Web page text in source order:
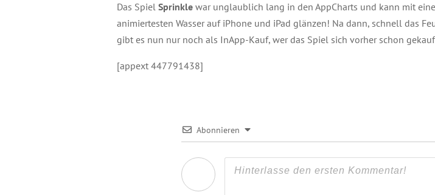
Das Spiel Sprinkle war unglaublich lang in den AppCharts und kann mit
animiertesten Wasser auf iPhone und iPad glänzen! Na dann, schnell das
gibt es nun nur noch als InApp-Kauf, wer das Spiel sich vorher schon
[appext 447791438]
Abonnieren